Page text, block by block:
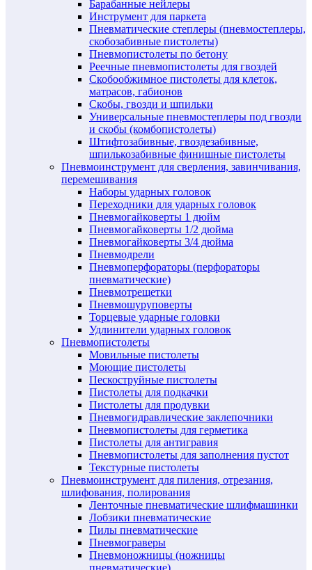
Барабанные нейлеры
Инструмент для паркета
Пневматические степлеры (пневмостеплеры,
скобозабивные пистолеты)
Пневмопистолеты по бетону
Реечные пневмопистолеты для гвоздей
Скобообжимное пистолеты для клеток,
матрасов, габионов
Скобы, гвозди и шпильки
Универсальные пневмостеплеры под гвозди
и скобы (комбопистолеты)
Штифтозабивные, гвоздезабивные,
шпилькозабивные финишные пистолеты
Пневмоинструмент для сверления, завинчивания,
перемешивания
Наборы ударных головок
Переходники для ударных головок
Пневмогайковерты 1 дюйм
Пневмогайковерты 1/2 дюйма
Пневмогайковерты 3/4 дюйма
Пневмодрели
Пневмоперфораторы (перфораторы
пневматические)
Пневмотрещетки
Пневмошуруповерты
Торцевые ударные головки
Удлинители ударных головок
Пневмопистолеты
Мовильные пистолеты
Моющие пистолеты
Пескоструйные пистолеты
Пистолеты для подкачки
Пистолеты для продувки
Пневмогидравлические заклепочники
Пневмопистолеты для герметика
Пистолеты для антигравия
Пневмопистолеты для заполнения пустот
Текстурные пистолеты
Пневмоинструмент для пиления, отрезания,
шлифования, полирования
Ленточные пневматические шлифмашинки
Лобзики пневматические
Пилы пневматические
Пневмограверы
Пневмоножницы (ножницы
пневматические)